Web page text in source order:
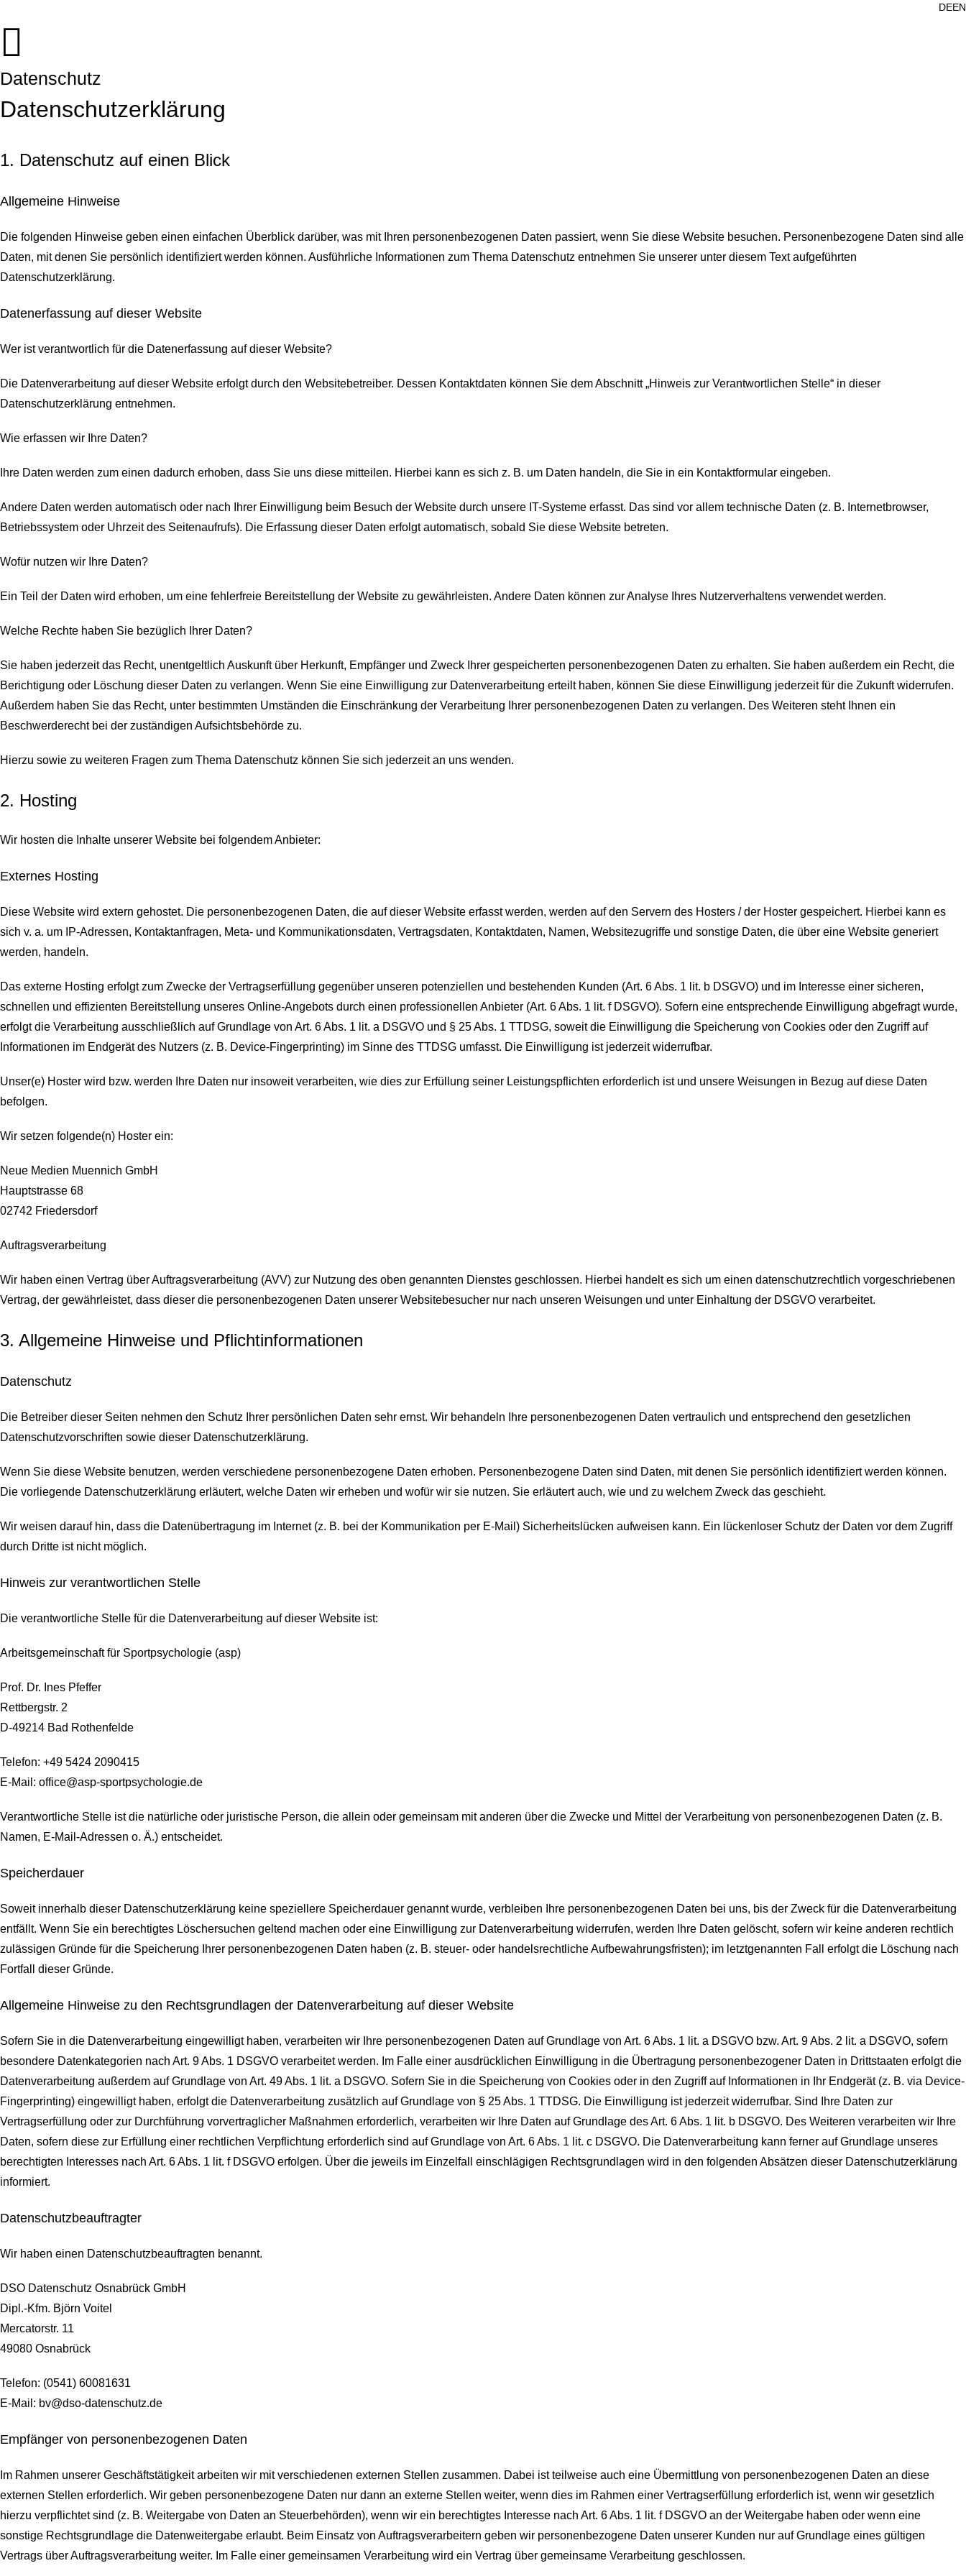
DEEN
Datenschutz
Datenschutz­erklärung
1. Datenschutz auf einen Blick
Allgemeine Hinweise
Die folgenden Hinweise geben einen einfachen Überblick darüber, was mit Ihren personenbezogenen Daten passiert, wenn Sie diese Website besuchen. Personenbezogene Daten sind alle
Daten, mit denen Sie persönlich identifiziert werden können. Ausführliche Informationen zum Thema Datenschutz entnehmen Sie unserer unter diesem Text aufgeführten
Datenschutzerklärung.
Datenerfassung auf dieser Website
Wer ist verantwortlich für die Datenerfassung auf dieser Website?
Die Datenverarbeitung auf dieser Website erfolgt durch den Websitebetreiber. Dessen Kontaktdaten können Sie dem Abschnitt „Hinweis zur Verantwortlichen Stelle“ in dieser
Datenschutzerklärung entnehmen.
Wie erfassen wir Ihre Daten?
Ihre Daten werden zum einen dadurch erhoben, dass Sie uns diese mitteilen. Hierbei kann es sich z. B. um Daten handeln, die Sie in ein Kontaktformular eingeben.
Andere Daten werden automatisch oder nach Ihrer Einwilligung beim Besuch der Website durch unsere IT-Systeme erfasst. Das sind vor allem technische Daten (z. B. Internetbrowser,
Betriebssystem oder Uhrzeit des Seitenaufrufs). Die Erfassung dieser Daten erfolgt automatisch, sobald Sie diese Website betreten.
Wofür nutzen wir Ihre Daten?
Ein Teil der Daten wird erhoben, um eine fehlerfreie Bereitstellung der Website zu gewährleisten. Andere Daten können zur Analyse Ihres Nutzerverhaltens verwendet werden.
Welche Rechte haben Sie bezüglich Ihrer Daten?
Sie haben jederzeit das Recht, unentgeltlich Auskunft über Herkunft, Empfänger und Zweck Ihrer gespeicherten personenbezogenen Daten zu erhalten. Sie haben außerdem ein Recht, die
Berichtigung oder Löschung dieser Daten zu verlangen. Wenn Sie eine Einwilligung zur Datenverarbeitung erteilt haben, können Sie diese Einwilligung jederzeit für die Zukunft widerrufen.
Außerdem haben Sie das Recht, unter bestimmten Umständen die Einschränkung der Verarbeitung Ihrer personenbezogenen Daten zu verlangen. Des Weiteren steht Ihnen ein
Beschwerderecht bei der zuständigen Aufsichtsbehörde zu.
Hierzu sowie zu weiteren Fragen zum Thema Datenschutz können Sie sich jederzeit an uns wenden.
2. Hosting
Wir hosten die Inhalte unserer Website bei folgendem Anbieter:
Externes Hosting
Diese Website wird extern gehostet. Die personenbezogenen Daten, die auf dieser Website erfasst werden, werden auf den Servern des Hosters / der Hoster gespeichert. Hierbei kann es
sich v. a. um IP-Adressen, Kontaktanfragen, Meta- und Kommunikationsdaten, Vertragsdaten, Kontaktdaten, Namen, Websitezugriffe und sonstige Daten, die über eine Website generiert
werden, handeln.
Das externe Hosting erfolgt zum Zwecke der Vertragserfüllung gegenüber unseren potenziellen und bestehenden Kunden (Art. 6 Abs. 1 lit. b DSGVO) und im Interesse einer sicheren,
schnellen und effizienten Bereitstellung unseres Online-Angebots durch einen professionellen Anbieter (Art. 6 Abs. 1 lit. f DSGVO). Sofern eine entsprechende Einwilligung abgefragt wurde,
erfolgt die Verarbeitung ausschließlich auf Grundlage von Art. 6 Abs. 1 lit. a DSGVO und § 25 Abs. 1 TTDSG, soweit die Einwilligung die Speicherung von Cookies oder den Zugriff auf
Informationen im Endgerät des Nutzers (z. B. Device-Fingerprinting) im Sinne des TTDSG umfasst. Die Einwilligung ist jederzeit widerrufbar.
Unser(e) Hoster wird bzw. werden Ihre Daten nur insoweit verarbeiten, wie dies zur Erfüllung seiner Leistungspflichten erforderlich ist und unsere Weisungen in Bezug auf diese Daten
befolgen.
Wir setzen folgende(n) Hoster ein:
Neue Medien Muennich GmbH
Hauptstrasse 68
02742 Friedersdorf
Auftragsverarbeitung
Wir haben einen Vertrag über Auftragsverarbeitung (AVV) zur Nutzung des oben genannten Dienstes geschlossen. Hierbei handelt es sich um einen datenschutzrechtlich vorgeschriebenen
Vertrag, der gewährleistet, dass dieser die personenbezogenen Daten unserer Websitebesucher nur nach unseren Weisungen und unter Einhaltung der DSGVO verarbeitet.
3. Allgemeine Hinweise und Pflicht­informationen
Datenschutz
Die Betreiber dieser Seiten nehmen den Schutz Ihrer persönlichen Daten sehr ernst. Wir behandeln Ihre personenbezogenen Daten vertraulich und entsprechend den gesetzlichen
Datenschutzvorschriften sowie dieser Datenschutzerklärung.
Wenn Sie diese Website benutzen, werden verschiedene personenbezogene Daten erhoben. Personenbezogene Daten sind Daten, mit denen Sie persönlich identifiziert werden können.
Die vorliegende Datenschutzerklärung erläutert, welche Daten wir erheben und wofür wir sie nutzen. Sie erläutert auch, wie und zu welchem Zweck das geschieht.
Wir weisen darauf hin, dass die Datenübertragung im Internet (z. B. bei der Kommunikation per E-Mail) Sicherheitslücken aufweisen kann. Ein lückenloser Schutz der Daten vor dem Zugriff
durch Dritte ist nicht möglich.
Hinweis zur verantwortlichen Stelle
Die verantwortliche Stelle für die Datenverarbeitung auf dieser Website ist:
Arbeitsgemeinschaft für Sportpsychologie (asp)
Prof. Dr. Ines Pfeffer
Rettbergstr. 2
D-49214 Bad Rothenfelde
Telefon: +49 5424 2090415
E-Mail: office@asp-sportpsychologie.de
Verantwortliche Stelle ist die natürliche oder juristische Person, die allein oder gemeinsam mit anderen über die Zwecke und Mittel der Verarbeitung von personenbezogenen Daten (z. B.
Namen, E-Mail-Adressen o. Ä.) entscheidet.
Speicherdauer
Soweit innerhalb dieser Datenschutzerklärung keine speziellere Speicherdauer genannt wurde, verbleiben Ihre personenbezogenen Daten bei uns, bis der Zweck für die Datenverarbeitung
entfällt. Wenn Sie ein berechtigtes Löschersuchen geltend machen oder eine Einwilligung zur Datenverarbeitung widerrufen, werden Ihre Daten gelöscht, sofern wir keine anderen rechtlich
zulässigen Gründe für die Speicherung Ihrer personenbezogenen Daten haben (z. B. steuer- oder handelsrechtliche Aufbewahrungsfristen); im letztgenannten Fall erfolgt die Löschung nach
Fortfall dieser Gründe.
Allgemeine Hinweise zu den Rechtsgrundlagen der Datenverarbeitung auf dieser Website
Sofern Sie in die Datenverarbeitung eingewilligt haben, verarbeiten wir Ihre personenbezogenen Daten auf Grundlage von Art. 6 Abs. 1 lit. a DSGVO bzw. Art. 9 Abs. 2 lit. a DSGVO, sofern
besondere Datenkategorien nach Art. 9 Abs. 1 DSGVO verarbeitet werden. Im Falle einer ausdrücklichen Einwilligung in die Übertragung personenbezogener Daten in Drittstaaten erfolgt die
Datenverarbeitung außerdem auf Grundlage von Art. 49 Abs. 1 lit. a DSGVO. Sofern Sie in die Speicherung von Cookies oder in den Zugriff auf Informationen in Ihr Endgerät (z. B. via Device-
Fingerprinting) eingewilligt haben, erfolgt die Datenverarbeitung zusätzlich auf Grundlage von § 25 Abs. 1 TTDSG. Die Einwilligung ist jederzeit widerrufbar. Sind Ihre Daten zur
Vertragserfüllung oder zur Durchführung vorvertraglicher Maßnahmen erforderlich, verarbeiten wir Ihre Daten auf Grundlage des Art. 6 Abs. 1 lit. b DSGVO. Des Weiteren verarbeiten wir Ihre
Daten, sofern diese zur Erfüllung einer rechtlichen Verpflichtung erforderlich sind auf Grundlage von Art. 6 Abs. 1 lit. c DSGVO. Die Datenverarbeitung kann ferner auf Grundlage unseres
berechtigten Interesses nach Art. 6 Abs. 1 lit. f DSGVO erfolgen. Über die jeweils im Einzelfall einschlägigen Rechtsgrundlagen wird in den folgenden Absätzen dieser Datenschutzerklärung
informiert.
Datenschutz­beauftragter
Wir haben einen Datenschutzbeauftragten benannt.
DSO Datenschutz Osnabrück GmbH
Dipl.-Kfm. Björn Voitel
Mercatorstr. 11
49080 Osnabrück
Telefon: (0541) 60081631
E-Mail: bv@dso-datenschutz.de
Empfänger von personenbezogenen Daten
Im Rahmen unserer Geschäftstätigkeit arbeiten wir mit verschiedenen externen Stellen zusammen. Dabei ist teilweise auch eine Übermittlung von personenbezogenen Daten an diese
externen Stellen erforderlich. Wir geben personenbezogene Daten nur dann an externe Stellen weiter, wenn dies im Rahmen einer Vertragserfüllung erforderlich ist, wenn wir gesetzlich
hierzu verpflichtet sind (z. B. Weitergabe von Daten an Steuerbehörden), wenn wir ein berechtigtes Interesse nach Art. 6 Abs. 1 lit. f DSGVO an der Weitergabe haben oder wenn eine
sonstige Rechtsgrundlage die Datenweitergabe erlaubt. Beim Einsatz von Auftragsverarbeitern geben wir personenbezogene Daten unserer Kunden nur auf Grundlage eines gültigen
Vertrags über Auftragsverarbeitung weiter. Im Falle einer gemeinsamen Verarbeitung wird ein Vertrag über gemeinsame Verarbeitung geschlossen.